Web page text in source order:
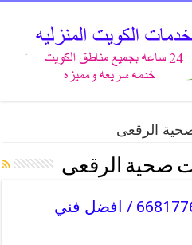
الرقعى
صحية الرقعى
فني صحي الرقعى / 66817766 / افضل فني